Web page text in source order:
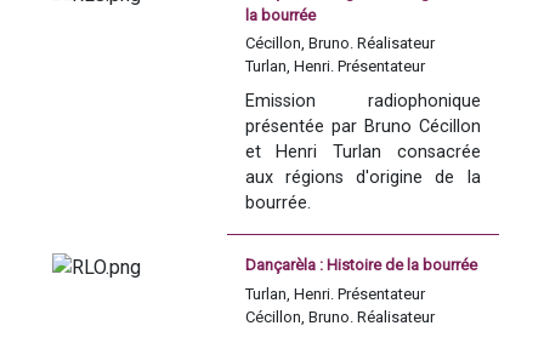
la bourrée
Cécillon, Bruno. Réalisateur
Turlan, Henri. Présentateur
Emission radiophonique
présentée par Bruno Cécillon
et Henri Turlan consacrée
aux régions d'origine de la
bourrée.
Pour des questions de droits,
les extraits musicaux diffusés
dans cette émission ne
Dançarèla : Histoire de la bourrée
Turlan, Henri. Présentateur
Cécillon, Bruno. Réalisateur